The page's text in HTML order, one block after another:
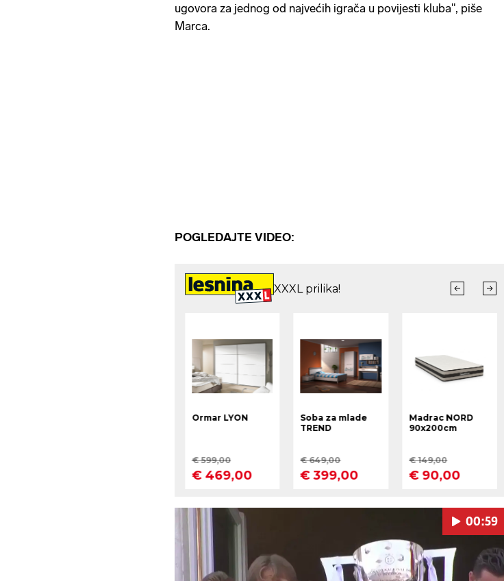
ugovora za jednog od najvećih igrača u povijesti kluba", piše
Marca.
POGLEDAJTE VIDEO:
00:59